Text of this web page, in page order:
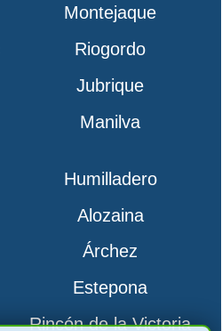
Montejaque
Riogordo
Jubrique
Manilva
Humilladero
Alozaina
Árchez
Estepona
Rincón de la Victoria